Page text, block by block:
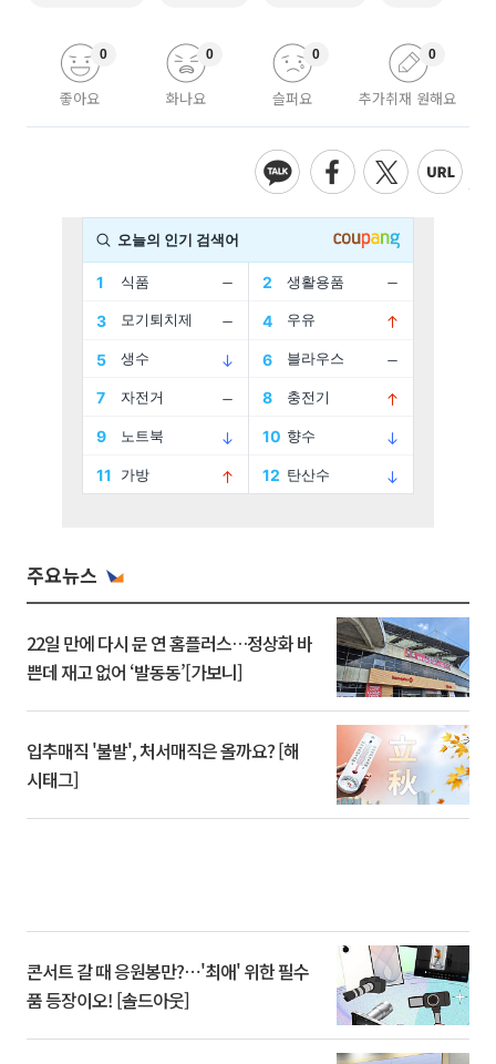
좋아요
0
화나요
0
슬퍼요
0
추가취재 원해요
0
주요뉴스
22일 만에 다시 문 연 홈플러스…정상화 바
쁜데 재고 없어 ‘발동동’[가보니]
입추매직 '불발', 처서매직은 올까요? [해
시태그]
콘서트 갈 때 응원봉만?⋯'최애' 위한 필수
품 등장이오! [솔드아웃]